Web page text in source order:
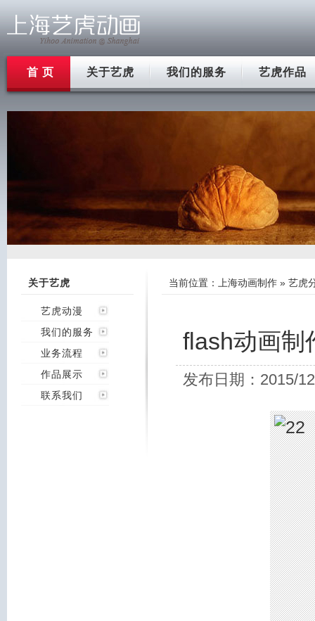
首 页 关于艺虎 我们的服务 艺虎作品
关于艺虎
艺虎动漫
我们的服务
业务流程
作品展示
联系我们
当前位置： 上海动画制作 » 艺虎
flash动画制
发布日期：2015/